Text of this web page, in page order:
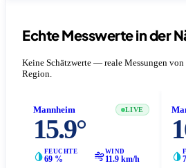
Echte Messwerte in der
Keine Schätzwerte — reale Messungen
Region.
Mannheim LIVE
15.9°
FEUCHTE
69 %
WIND
11.9 km/h